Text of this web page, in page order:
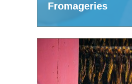
Fromageries